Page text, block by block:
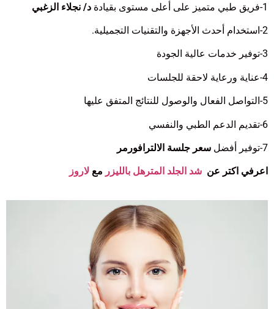
1- فريق طبي متميز على أعلى مستوى بقيادة د/ نجلاء الزغبي
2- استخدام أحدث الأجهزة والتقنيات التجميلية.
3- توفير خدمات عالية الجودة
4- عناية ورعاية لاحقة للجلسات
5- التواصل الفعال والوصول للنتائج المتفق عليها
6- تقديم الدعم الطبي والنفسي
7- توفير أفضل سعر جلسة الالترافورمر
اعرفي اكتر عن شد الجلد المترهل بالليزر مع لاروز